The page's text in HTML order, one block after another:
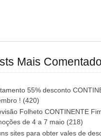
Mais
55% desconto
! (420)
Folheto CONTINENTE
de 4 a 7 maio (218)
sites para obter vales de